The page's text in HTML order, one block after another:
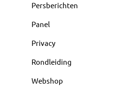
Persberichten
Panel
Privacy
Rondleiding
Webshop